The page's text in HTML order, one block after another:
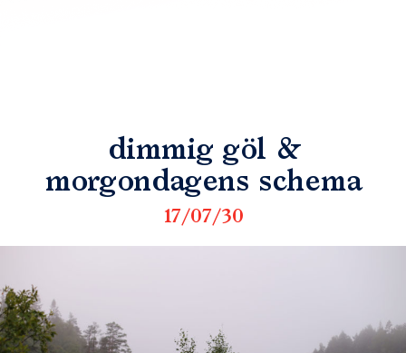
dimmig göl &
morgondagens schema
17/07/30